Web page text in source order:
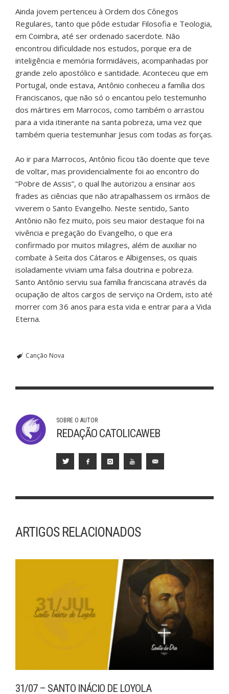
Ainda jovem pertenceu à Ordem dos Cônegos
Regulares, tanto que pôde estudar Filosofia e Teologia,
em Coimbra, até ser ordenado sacerdote. Não
encontrou dificuldade nos estudos, porque era de
inteligência e memória formidáveis, acompanhadas por
grande zelo apostólico e santidade. Aconteceu que em
Portugal, onde estava, Antônio conheceu a família dos
Franciscanos, que não só o encantou pelo testemunho
dos mártires em Marrocos, como também o arrastou
para a vida itinerante na santa pobreza, uma vez que
também queria testemunhar Jesus com todas as forças.
Ao ir para Marrocos, Antônio ficou tão doente que teve
de voltar, mas providencialmente foi ao encontro do
“Pobre de Assis”, o qual lhe autorizou a ensinar aos
frades as ciências que não atrapalhassem os irmãos de
viverem o Santo Evangelho. Neste sentido, Santo
Antônio não fez muito, pois seu maior destaque foi na
vivência e pregação do Evangelho, o que era
confirmado por muitos milagres, além de auxiliar no
combate à Seita dos Cátaros e Albigenses, os quais
isoladamente viviam uma falsa doutrina e pobreza.
Santo Antônio serviu sua família franciscana através da
ocupação de altos cargos de serviço na Ordem, isto até
morrer com 36 anos para esta vida e entrar para a Vida
Eterna.
Canção Nova
SOBRE O AUTOR
REDAÇÃO CATOLICAWEB
ARTIGOS RELACIONADOS
31/07 – SANTO INÁCIO DE LOYOLA